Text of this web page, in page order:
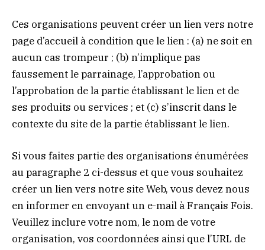
Ces organisations peuvent créer un lien vers notre
page d’accueil à condition que le lien : (a) ne soit en
aucun cas trompeur ; (b) n’implique pas
faussement le parrainage, l’approbation ou
l’approbation de la partie établissant le lien et de
ses produits ou services ; et (c) s’inscrit dans le
contexte du site de la partie établissant le lien.
Si vous faites partie des organisations énumérées
au paragraphe 2 ci-dessus et que vous souhaitez
créer un lien vers notre site Web, vous devez nous
en informer en envoyant un e-mail à Français Fois.
Veuillez inclure votre nom, le nom de votre
organisation, vos coordonnées ainsi que l’URL de